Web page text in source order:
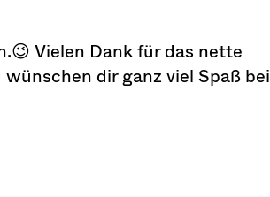
Vielen Dank für das nette
dir ganz viel Spaß bei